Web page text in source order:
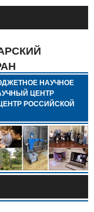
НАУЧНОЕ
ЦЕНТР
РОССИЙСКОЙ